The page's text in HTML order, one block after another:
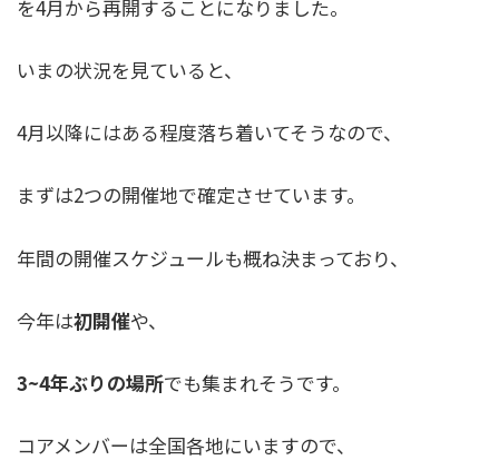
を4月から再開することになりました。
いまの状況を見ていると、
4月以降にはある程度落ち着いてそうなので、
まずは2つの開催地で確定させています。
年間の開催スケジュールも概ね決まっており、
今年は初開催や、
3~4年ぶりの場所でも集まれそうです。
コアメンバーは全国各地にいますので、